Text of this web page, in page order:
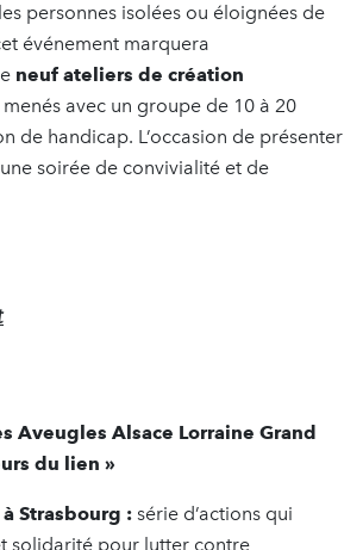
personnes isolées ou éloignées de
événement marquera
neuf ateliers de création
menés avec un groupe de 10 à 20
de handicap. L’occasion de présenter
soirée de convivialité et de
Aveugles Alsace Lorraine Grand
du lien »
Strasbourg : série d’actions qui
solidarité pour lutter contre